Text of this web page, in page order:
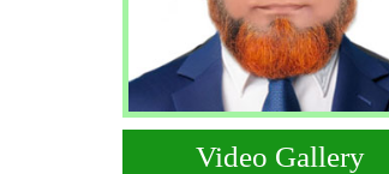
Video Gallery